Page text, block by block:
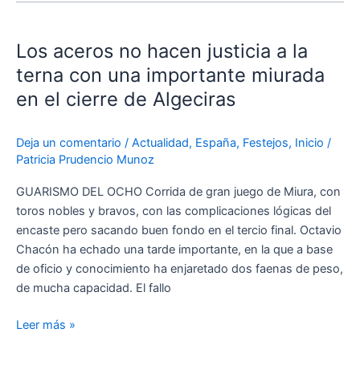
Los aceros no hacen justicia a la
terna con una importante miurada
en el cierre de Algeciras
Deja un comentario / Actualidad, España, Festejos, Inicio /
Patricia Prudencio Munoz
GUARISMO DEL OCHO Corrida de gran juego de Miura, con
toros nobles y bravos, con las complicaciones lógicas del
encaste pero sacando buen fondo en el tercio final. Octavio
Chacón ha echado una tarde importante, en la que a base
de oficio y conocimiento ha enjaretado dos faenas de peso,
de mucha capacidad. El fallo
no
hacen
a
terna
con
una
importante
miurada
en
el
cierre
Algeciras
Leer más »